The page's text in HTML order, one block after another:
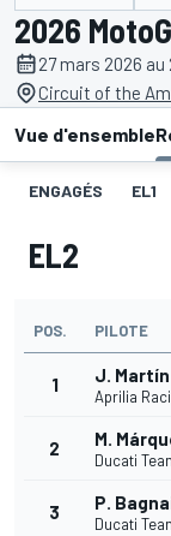
2026
27 mars 2026
Circuit of the
Vue d'ensemble
ENGAGÉS EL1
EL2
POS. PILOTE
1 J. Martín
Aprilia
2 M.
Ducati
3 P.
Ducati